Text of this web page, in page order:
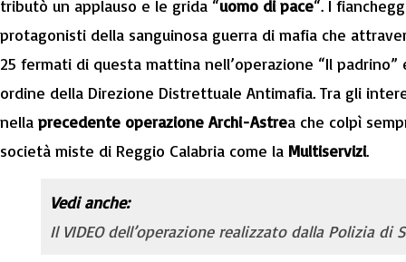
tributò un applauso e le grida “uomo di pace“. I
protagonisti della sanguinosa guerra di mafia che
25 fermati di questa mattina nell’operazione “Il
ordine della Direzione Distrettuale Antimafia. Tra gli
nella precedente operazione Archi-Astrea che colpì
società miste di Reggio Calabria come la Multiservizi.
Vedi anche:
Il VIDEO dell’operazione realizzato dalla Polizia di